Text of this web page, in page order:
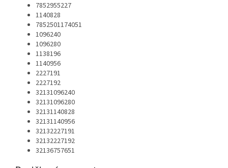
7852955227
1140828
7852501174051
1096240
1096280
1138196
1140956
2227191
2227192
32131096240
32131096280
32131140828
32131140956
32132227191
32132227192
32136757651